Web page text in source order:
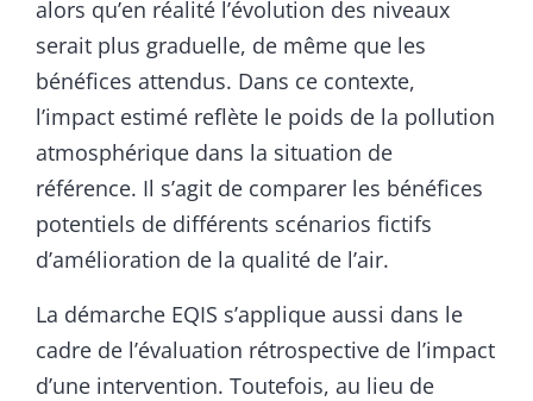
alors qu’en réalité l’évolution des niveaux
serait plus graduelle, de même que les
bénéfices attendus. Dans ce contexte,
l’impact estimé reflète le poids de la pollution
atmosphérique dans la situation de
référence. Il s’agit de comparer les bénéfices
potentiels de différents scénarios fictifs
d’amélioration de la qualité de l’air.
La démarche EQIS s’applique aussi dans le
cadre de l’évaluation rétrospective de l’impact
d’une intervention. Toutefois, au lieu de